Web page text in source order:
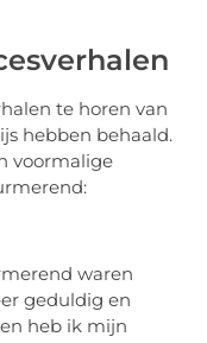
te horen van
hebben behaald.
voormalige
waren
geduldig en
heb ik mijn